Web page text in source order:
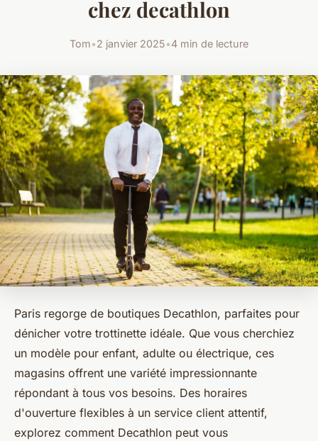
chez decathlon
Tom•2 janvier 2025•4 min de lecture
Paris regorge de boutiques Decathlon, parfaites pour
dénicher votre trottinette idéale. Que vous cherchiez
un modèle pour enfant, adulte ou électrique, ces
magasins offrent une variété impressionnante
répondant à tous vos besoins. Des horaires
d'ouverture flexibles à un service client attentif,
explorez comment Decathlon peut vous